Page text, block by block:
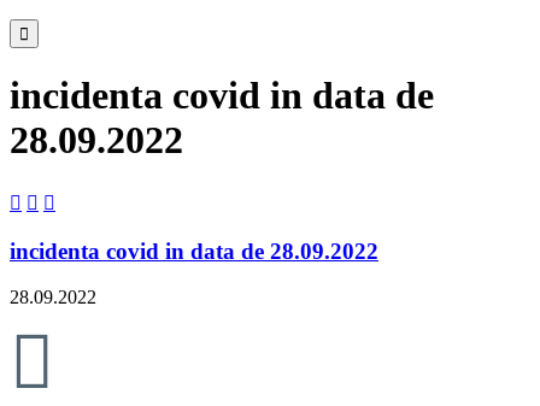

incidenta covid in data de
28.09.2022
  
incidenta covid in data de 28.09.2022
28.09.2022
